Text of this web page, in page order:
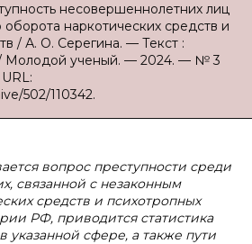
несовершеннолетних лиц
наркотических средств и
/ А. О. Серегина. — Текст :
Молодой ученый. — 2024. — № 3
502/110342.
вопрос преступности среди
связанной с незаконным
средств и психотропных
РФ, приводится статистика
указанной сфере, а также пути